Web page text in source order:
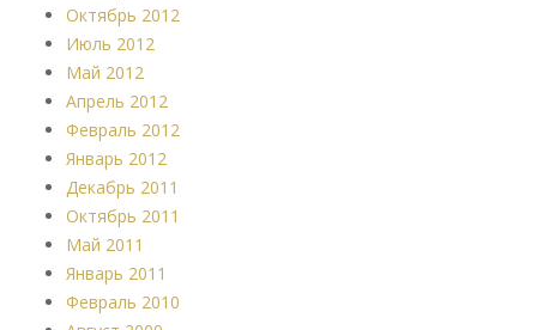
Октябрь 2012
Июль 2012
Май 2012
Апрель 2012
Февраль 2012
Январь 2012
Декабрь 2011
Октябрь 2011
Май 2011
Январь 2011
Февраль 2010